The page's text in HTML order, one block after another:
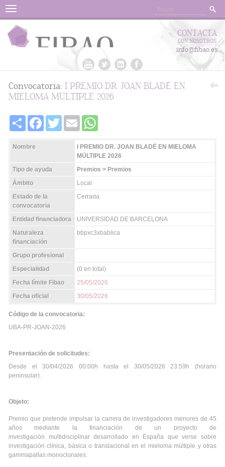
Menu
CONTACTA
CON NOSOTROS
info@fibao.es
Convocatoria: I PREMIO DR. JOAN BLADÉ EN
MIELOMA MÚLTIPLE 2026
Share FacebookTwitter Email
Nombre
I PREMIO DR. JOAN BLADÉ EN MIELOMA
MÚLTIPLE 2026
Tipo de ayuda
Premios > Premios
Ámbito
Local
Estado de la
convocatoria
Cerrada
Entidad financiadora
UNIVERSIDAD DE BARCELONA
Naturaleza
financiación
bbpxc3xbablica
Grupo profesional
Especialidad
(0 en total)
Fecha límite Fibao
25/05/2026
Fecha oficial
30/05/2026
Código de la convocatoria:
UBA-PR-JOAN-2026
Presentación de solicitudes:
Desde el 30/04/2026 00:00h hasta el 30/05/2026 23:59h (horario
peninsular).
Objeto:
Premio que pretende impulsar la carrera de investigadores menores de 45
años mediante la financiación de un proyecto de
investigación multidisciplinar desarrollado en España que verse sobre
investigación clínica, básica o translacional en el mieloma múltiple y otras
gammapatías monoclonales.